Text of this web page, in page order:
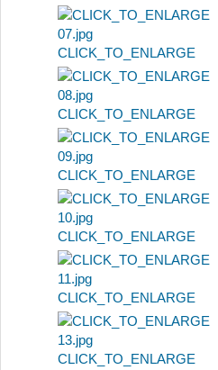
CLICK_TO_ENLARGE
CLICK_TO_ENLARGE
CLICK_TO_ENLARGE
CLICK_TO_ENLARGE
CLICK_TO_ENLARGE
CLICK_TO_ENLARGE